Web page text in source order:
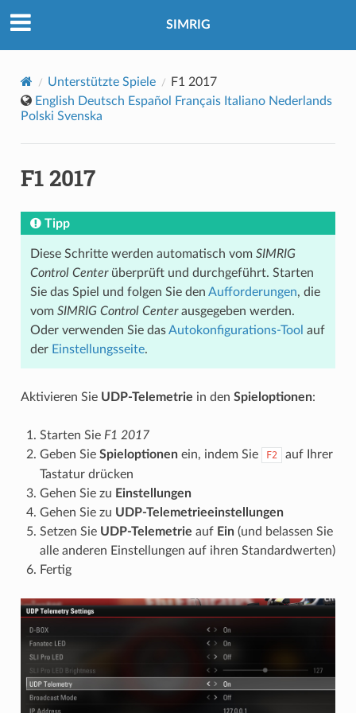
SIMRIG
Unterstützte Spiele
F1 2017
English Deutsch Español Français Italiano Nederlands
Polski Svenska
F1 2017
Tipp
Diese Schritte werden automatisch vom SIMRIG
Control Centerüberprüft und durchgeführt. Starten
Sie das Spiel und folgen Sie den Aufforderungen, die
vom SIMRIG Control Centerausgegeben werden.
Oder verwenden Sie dasAutokonfigurations-Tool auf
der Einstellungsseite.
Aktivieren Sie UDP-Telemetrie in den Spieloptionen:
Starten Sie F1 2017
Geben Sie Spieloptionenein, indem Sie F2
auf Ihrer
Tastatur drücken
Gehen Sie zu Einstellungen
Gehen Sie zu UDP-Telemetrieeinstellungen
Setzen Sie UDP-Telemetrie auf Ein(und belassen Sie
alle anderen Einstellungen auf ihren Standardwerten)
Fertig